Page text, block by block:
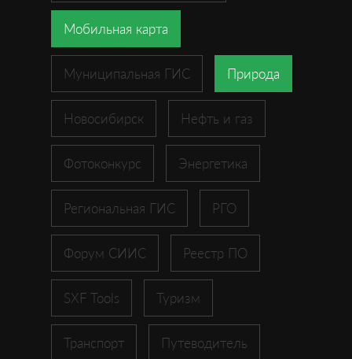
Мобильная карта
Муниципальная ГИС Природа
Новосибирск Нефть и газ
Фотоконкурс Энергетика
Региональная ГИС РГО
Форум СИИС Реестр ПО
SXF Tools Туризм
Транспорт Путеводитель